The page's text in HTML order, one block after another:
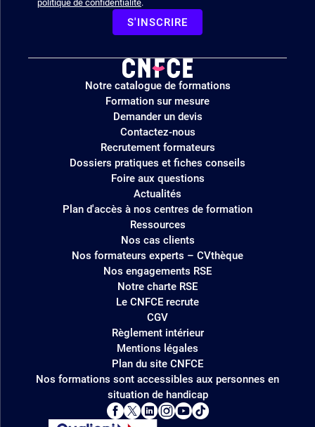
politique de confidentialité.
S'INSCRIRE
Logo
site
Notre catalogue de formations
Formation sur mesure
Demander un devis
Contactez-nous
Recrutement formateurs
Dossiers pratiques et fiches conseils
Foire aux questions
Actualités
Plan d'accès à nos centres de formation
Ressources
Nos cas clients
Nos formateurs experts – CVthèque
Nos engagements RSE
Notre charte RSE
Le CNFCE recrute
CGV
Règlement intérieur
Mentions légales
Plan du site CNFCE
Nos formations sont accessibles aux personnes en
situation de handicap